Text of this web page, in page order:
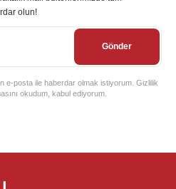
olun!
Gönder
e-posta ile haberdar olmak istiyorum. Gizlilik
okudum, kabul ediyorum.